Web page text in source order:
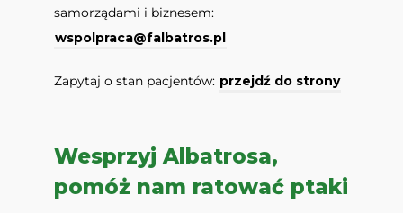
samorządami i biznesem:
wspolpraca@falbatros.pl
Zapytaj o stan pacjentów: przejdź do strony
Wesprzyj Albatrosa,
pomóż nam ratować ptaki